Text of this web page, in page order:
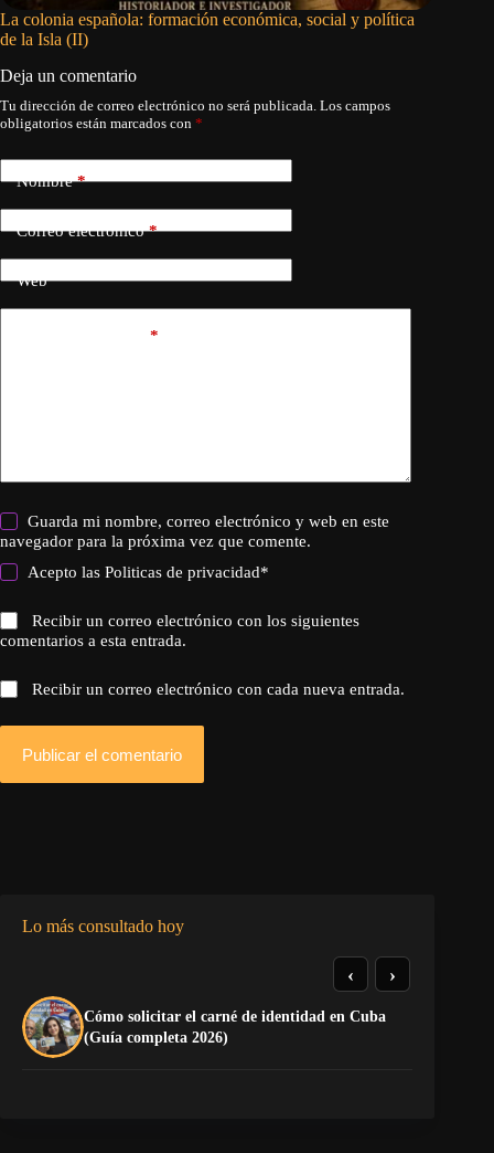
La colonia española: formación económica, social y política
de la Isla (II)
Deja un comentario
Tu dirección de correo electrónico no será publicada. Los campos
obligatorios están marcados con *
Nombre*
Correo electrónico*
Web
*
Guarda mi nombre, correo electrónico y web en este
navegador para la próxima vez que comente.
Acepto lasPoliticas de privacidad*
Recibir un correo electrónico con los siguientes
comentarios a esta entrada.
Recibir un correo electrónico con cada nueva entrada.
Publicar el comentario
Lo más consultado hoy
Cómo solicitar el carné de identidad en Cuba
(Guía completa 2026)
‹ ›